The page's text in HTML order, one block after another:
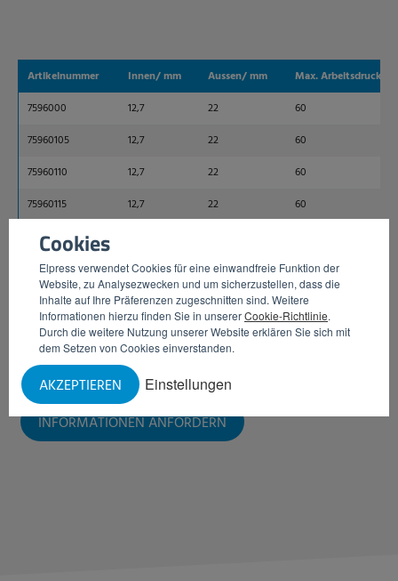
Cookies
Elpress verwendet Cookies für eine einwandfreie Funktion der
Website, zu Analysezwecken und um sicherzustellen, dass die
Inhalte auf Ihre Präferenzen zugeschnitten sind. Weitere
Informationen hierzu finden Sie in unsererCookie-Richtlinie.
Durch die weitere Nutzung unserer Website erklären Sie sich mit
dem Setzen von Cookies einverstanden.
Einstellungen
AKZEPTIEREN
Artikelnummer Innen/ mm Aussen/ mm
Max. Arbeitsdruck /
7596000
12,7 22
60
75960105
12,7 22
60
75960110
12,7 22
60
75960115
12,7 22
60
75960120
75960125
12,7 22
60
75960130
12,7 22
60
75960135
12,7 22
60
75960150
12,7
INFORMATIONEN ANFORDERN